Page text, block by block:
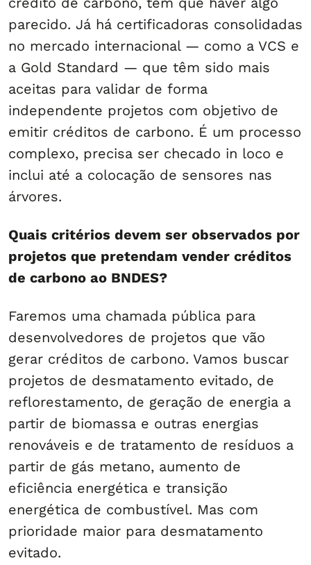
parecido. Já há certificadoras consolidadas
no mercado internacional — como a VCS e
a Gold Standard — que têm sido mais
aceitas para validar de forma
independente projetos com objetivo de
emitir créditos de carbono. É um processo
complexo, precisa ser checado in loco e
inclui até a colocação de sensores nas
árvores.
Quais critérios devem ser observados por
projetos que pretendam vender créditos
de carbono ao BNDES?
Faremos uma chamada pública para
desenvolvedores de projetos que vão
gerar créditos de carbono. Vamos buscar
projetos de desmatamento evitado, de
reflorestamento, de geração de energia a
partir de biomassa e outras energias
renováveis e de tratamento de resíduos a
partir de gás metano, aumento de
eficiência energética e transição
energética de combustível. Mas com
prioridade maior para desmatamento
evitado.